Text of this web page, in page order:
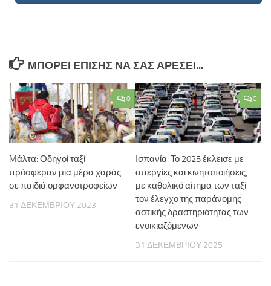
ΜΠΟΡΕΊ ΕΠΊΣΗΣ ΝΑ ΣΑΣ ΑΡΈΣΕΙ...
0
Mάλτα: Οδηγοί ταξί
πρόσφεραν μια μέρα χαράς
σε παιδιά ορφανοτροφείων
31 ΔΕΚΕΜΒΡΊΟΥ 2023
0
Ισπανία: Το 2025 έκλεισε με
απεργίες και κινητοποιήσεις,
με καθολικό αίτημα των ταξί
τον έλεγχο της παράνομης
αστικής δραστηριότητας των
ενοικιαζόμενων
31 ΔΕΚΕΜΒΡΊΟΥ 2025